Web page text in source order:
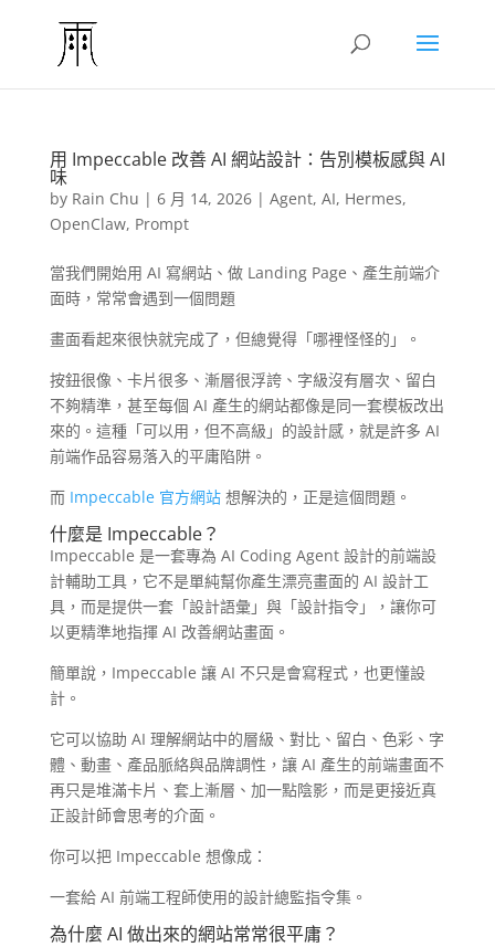
用 Impeccable 改善 AI 網站設計：告別模板感與 AI
味
by Rain Chu | 6 月 14, 2026| Agent, AI, Hermes,
OpenClaw, Prompt
當我們開始用 AI 寫網站、做 Landing Page、產生前端介
面時，常常會遇到一個問題
畫面看起來很快就完成了，但總覺得「哪裡怪怪的」。
按鈕很像、卡片很多、漸層很浮誇、字級沒有層次、留白
不夠精準，甚至每個 AI 產生的網站都像是同一套模板改出
來的。這種「可以用，但不高級」的設計感，就是許多 AI
前端作品容易落入的平庸陷阱。
而 Impeccable 官方網站想解決的，正是這個問題。
什麼是 Impeccable？
Impeccable 是一套專為 AI Coding Agent 設計的前端設
計輔助工具，它不是單純幫你產生漂亮畫面的 AI 設計工
具，而是提供一套「設計語彙」與「設計指令」，讓你可
以更精準地指揮 AI 改善網站畫面。
簡單說，Impeccable 讓 AI 不只是會寫程式，也更懂設
計。
它可以協助 AI 理解網站中的層級、對比、留白、色彩、字
體、動畫、產品脈絡與品牌調性，讓 AI 產生的前端畫面不
再只是堆滿卡片、套上漸層、加一點陰影，而是更接近真
正設計師會思考的介面。
你可以把 Impeccable 想像成：
一套給 AI 前端工程師使用的設計總監指令集。
為什麼 AI 做出來的網站常常很平庸？